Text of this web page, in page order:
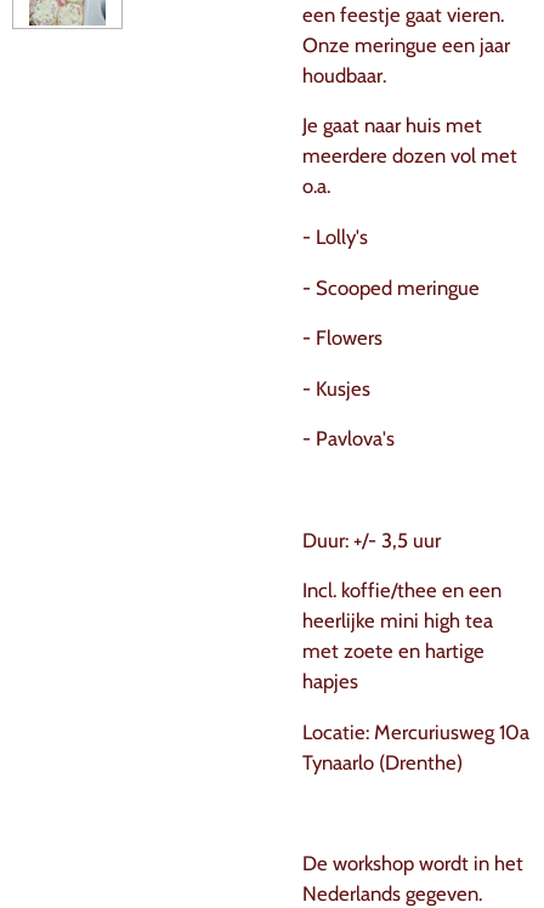
een feestje gaat vieren.
Onze meringue een jaar
houdbaar.
Je gaat naar huis met
meerdere dozen vol met
o.a.
- Lolly's
- Scooped meringue
- Flowers
- Kusjes
- Pavlova's
Duur: +/- 3,5 uur
Incl. koffie/thee en een
heerlijke mini high tea
met zoete en hartige
hapjes
Locatie: Mercuriusweg 10a
Tynaarlo (Drenthe)
De workshop wordt in het
Nederlands gegeven.